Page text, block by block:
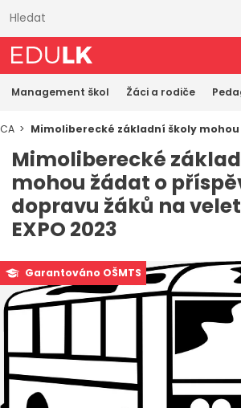
obsahu
Management škol Žáci a rodiče
Mimoliberecké základní školy mohou
Mimoliberecké
mohou žádat o
dopravu žáků na
EXPO 2023
Garantováno OŠMTS